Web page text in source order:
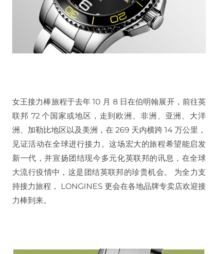
女王接力棒旅程于去年 10 月 8 日在伯明翰展开，前往英
联邦 72 个国家或地区，走到欧洲、非洲、亚洲、大洋
洲、加勒比地区以及美洲，在 269 天内横跨 14 万公里，
见证活动在全球进行接力。这场宏大的旅程希望能启发
新一代，并宣扬团结现今多元化英联邦的讯息，在全球
大流行疫情中，这是团结英联邦的珍贵机会。 为全力支
持接力旅程， LONGINES 更会在各地品牌专卖店欢迎接
力棒到来。